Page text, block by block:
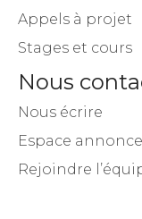
Appels à projet
Stages et cours
Nous
Nous écrire
Espace
Rejoindre